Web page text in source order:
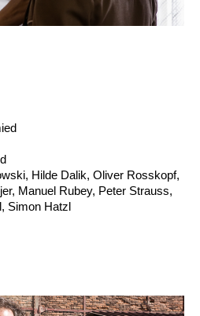
Hilde Dalik, Oliver Rosskopf,
Manuel Rubey, Peter Strauss,
Simon Hatzl